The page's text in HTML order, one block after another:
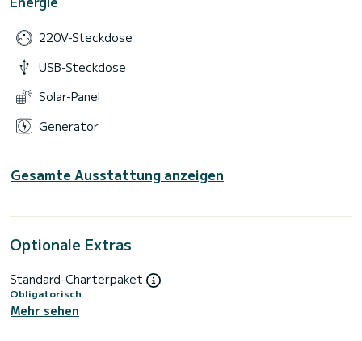
220V-Steckdose
USB-Steckdose
Solar-Panel
Generator
Gesamte Ausstattung anzeigen
Optionale Extras
Standard-Charterpaket
Obligatorisch
Mehr sehen